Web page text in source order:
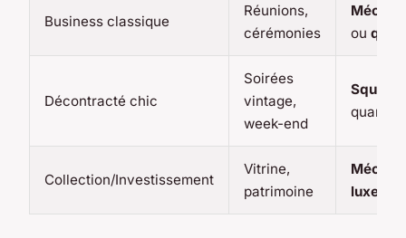
Business classique
Réunions,
cérémonies
ou
Décontracté chic
Soirées
vintage,
week-end
quartz
Collection/Investissement
Vitrine,
patrimoine
luxe